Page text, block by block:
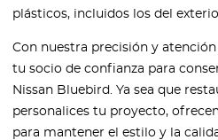
plásticos, incluidos los del
Con nuestra precisión y
tu socio de confianza para
Nissan Bluebird. Ya sea que
personalices tu proyecto,
para mantener el estilo y la